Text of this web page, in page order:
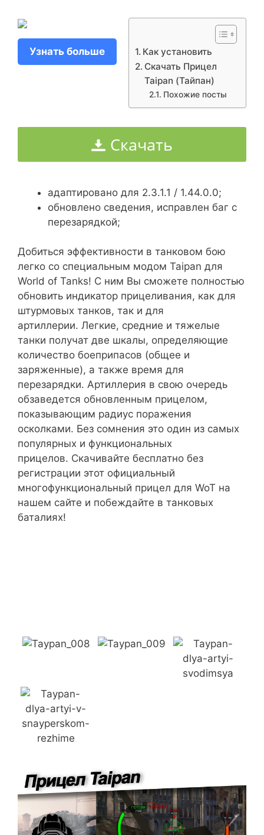
Узнать больше
Как установить
Скачать Прицел
Taipan (Тайпан)
Похожие посты
Скачать
адаптировано для 2.3.1.1 / 1.44.0.0;
обновлено сведения, исправлен баг с
перезарядкой;
Добиться эффективности в танковом бою
легко со специальным модом Taipan для
World of Tanks! С ним Вы сможете полностью
обновить индикатор прицеливания, как для
штурмовых танков, так и для
артиллерии. Легкие, средние и тяжелые
танки получат две шкалы, определяющие
количество боеприпасов (общее и
заряженные), а также время для
перезарядки. Артиллерия в свою очередь
обзаведется обновленным прицелом,
показывающим радиус поражения
осколками. Без сомнения это один из самых
популярных и функциональных
прицелов. Скачивайте бесплатно без
регистрации этот официальный
многофункциональный прицел для WoT на
нашем сайте и побеждайте в танковых
баталиях!